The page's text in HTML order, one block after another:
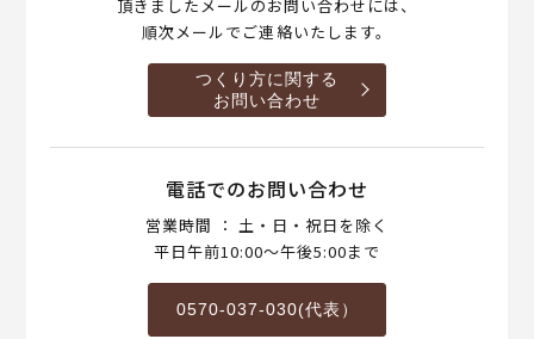
頂きましたメールのお問い合わせには、
順次メールでご連絡いたします。
つくり方に関する
お問い合わせ
電話でのお問い合わせ
営業時間 ： 土・日・祝日を除く
平日午前10:00～午後5:00まで
0570-037-030(代表）